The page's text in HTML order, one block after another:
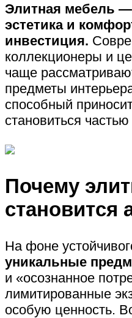
Элитная мебель —
эстетика и
инвестиция.
коллекционеры и
чаще
предметы
способный
становиться
Почему
становится
На фоне
уникальные
и «осознанное
лимитированные
особую ценность.